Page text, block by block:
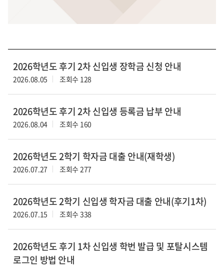
2026학년도 후기 2차 신입생 장학금 신청 안내
2026.08.05 조회수 128
2026학년도 후기 2차 신입생 등록금 납부 안내
2026.08.04 조회수 160
2026학년도 2학기 학자금 대출 안내(재학생)
2026.07.27 조회수 277
2026학년도 2학기 신입생 학자금 대출 안내(후기1차)
2026.07.15 조회수 338
2026학년도 후기 1차 신입생 학번 발급 및 포탈시스템
로그인 방법 안내